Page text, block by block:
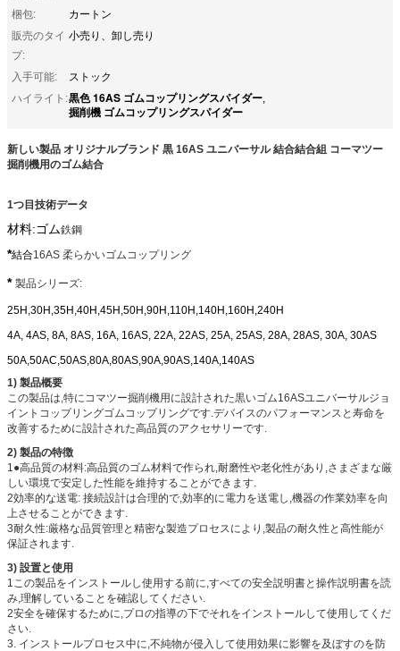
梱包:
カートン
販売のタイ
プ:
小売り、卸し売り
入手可能:
ストック
ハイライト:黒色 16AS ゴムコップリングスパイダー,
掘削機 ゴムコップリングスパイダー
新しい製品 オリジナルブランド 黒 16AS ユニバーサル 結合結合組 コーマツー
掘削機用のゴム結合
1つ目技術データ
材料:ゴム鉄鋼
*結合16AS 柔らかいゴムコップリング
* 製品シリーズ:
25H,30H,35H,40H,45H,50H,90H,110H,140H,160H,240H
4A, 4AS, 8A, 8AS, 16A, 16AS, 22A, 22AS, 25A, 25AS, 28A, 28AS, 30A, 30AS
50A,50AC,50AS,80A,80AS,90A,90AS,140A,140AS
1) 製品概要
この製品は,特にコマツー掘削機用に設計された黒いゴム16ASユニバーサルジョ
イントコップリングゴムコップリングです.デバイスのパフォーマンスと寿命を
改善するために設計された高品質のアクセサリーです.
2) 製品の特徴
1●高品質の材料:高品質のゴム材料で作られ,耐磨性や老化性があり,さまざまな厳
しい環境で安定した性能を維持することができます.
2効率的な送電: 接続設計は合理的で,効率的に電力を送電し,機器の作業効率を向
上させることができます.
3耐久性:厳格な品質管理と精密な製造プロセスにより,製品の耐久性と高性能が
保証されます.
3) 設置と使用
1この製品をインストールし使用する前に,すべての安全説明書と操作説明書を読
み,理解していることを確認してください.
2安全を確保するために,プロの指導の下でそれをインストールして使用してくだ
さい.
3. インストールプロセス中に,不純物が侵入して使用効果に影響を及ぼすのを防